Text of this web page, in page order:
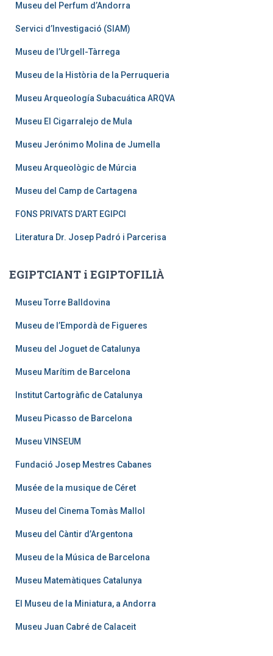
Museu del Perfum d’Andorra
Servici d’Investigació (SIAM)
Museu de l’Urgell-Tàrrega
Museu de la Història de la Perruqueria
Museu Arqueología Subacuática ARQVA
Museu El Cigarralejo de Mula
Museu Jerónimo Molina de Jumella
Museu Arqueològic de Múrcia
Museu del Camp de Cartagena
FONS PRIVATS D’ART EGIPCI
Literatura Dr. Josep Padró i Parcerisa
EGIPTCIANT i EGIPTOFILIÀ
Museu Torre Balldovina
Museu de l’Empordà de Figueres
Museu del Joguet de Catalunya
Museu Marítim de Barcelona
Institut Cartogràfic de Catalunya
Museu Picasso de Barcelona
Museu VINSEUM
Fundació Josep Mestres Cabanes
Musée de la musique de Céret
Museu del Cinema Tomàs Mallol
Museu del Càntir d’Argentona
Museu de la Música de Barcelona
Museu Matemàtiques Catalunya
El Museu de la Miniatura, a Andorra
Museu Juan Cabré de Calaceit